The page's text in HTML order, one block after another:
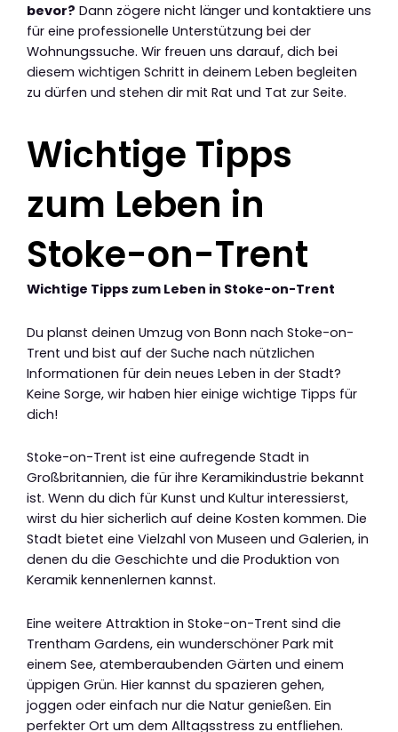
bevor? Dann zögere nicht länger und kontaktiere uns
für eine professionelle Unterstützung bei der
Wohnungssuche. Wir freuen uns darauf, dich bei
diesem wichtigen Schritt in deinem Leben begleiten
zu dürfen und stehen dir mit Rat und Tat zur Seite.
Wichtige Tipps
zum Leben in
Stoke-on-Trent
Wichtige Tipps zum Leben in Stoke-on-Trent
Du planst deinen Umzug von Bonn nach Stoke-on-
Trent und bist auf der Suche nach nützlichen
Informationen für dein neues Leben in der Stadt?
Keine Sorge, wir haben hier einige wichtige Tipps für
dich!
Stoke-on-Trent ist eine aufregende Stadt in
Großbritannien, die für ihre Keramikindustrie bekannt
ist. Wenn du dich für Kunst und Kultur interessierst,
wirst du hier sicherlich auf deine Kosten kommen. Die
Stadt bietet eine Vielzahl von Museen und Galerien, in
denen du die Geschichte und die Produktion von
Keramik kennenlernen kannst.
Eine weitere Attraktion in Stoke-on-Trent sind die
Trentham Gardens, ein wunderschöner Park mit
einem See, atemberaubenden Gärten und einem
üppigen Grün. Hier kannst du spazieren gehen,
joggen oder einfach nur die Natur genießen. Ein
perfekter Ort um dem Alltagsstress zu entfliehen.